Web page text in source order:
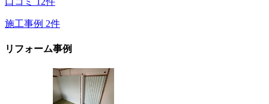
施工事例 2件
リフォーム事例